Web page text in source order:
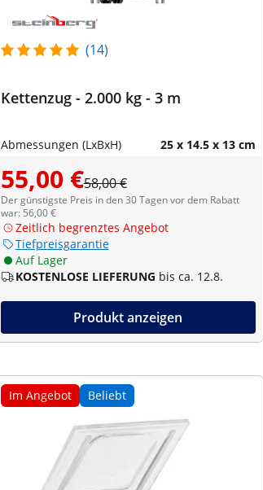
(14)
Kettenzug - 2.000 kg - 3 m
Abmessungen (LxBxH) 25 x 14.5 x 13 cm
55,00 €58,00 €
Der günstigste Preis in den 30 Tagen vor dem Rabatt
war: 56,00 €
Zeitlich begrenztes Angebot
Tiefpreisgarantie
Auf Lager
KOSTENLOSE LIEFERUNG bis ca. 12.8.
Produkt anzeigen
Im Angebot Beliebt